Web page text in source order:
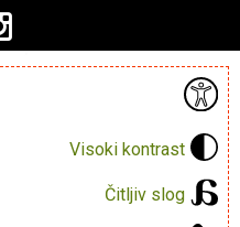
Visoki kontrast
Čitljiv slog